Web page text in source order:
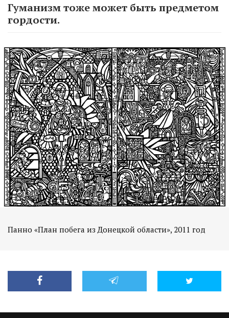
Гуманизм тоже может быть предметом
гордости.
Панно «План побега из Донецкой области», 2011 год